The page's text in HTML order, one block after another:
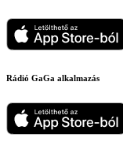
Rádió GaGa alkalmazás